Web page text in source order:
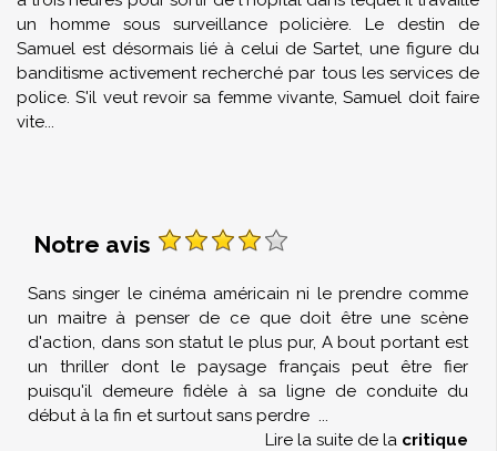
un homme sous surveillance policière. Le destin de
Samuel est désormais lié à celui de Sartet, une figure du
banditisme activement recherché par tous les services de
police. S'il veut revoir sa femme vivante, Samuel doit faire
vite...
Notre avis
Sans singer le cinéma américain ni le prendre comme
un maitre à penser de ce que doit être une scène
d'action, dans son statut le plus pur, A bout portant est
un thriller dont le paysage français peut être fier
puisqu'il demeure fidèle à sa ligne de conduite du
début à la fin et surtout sans perdre ...
Lire la suite de la critique